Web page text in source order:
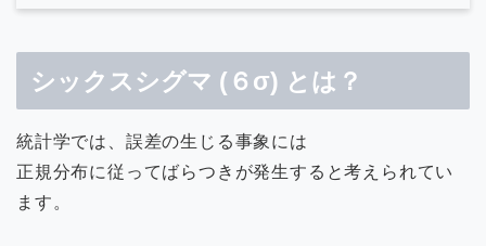
シックスシグマ (６σ) とは？
統計学では、誤差の生じる事象には
正規分布に従ってばらつきが発生すると考えられてい
ます。